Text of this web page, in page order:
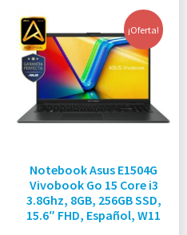
¡Oferta!
Notebook Asus E1504G
Vivobook Go 15 Core i3
3.8Ghz, 8GB, 256GB SSD,
15.6″ FHD, Español, W11